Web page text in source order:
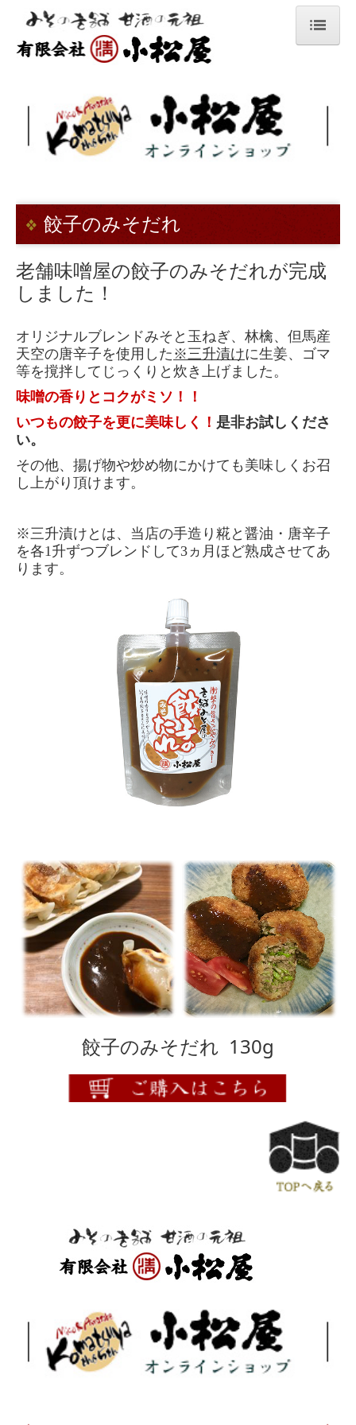
甘酒
あらみそ
健康酢ビワミン
調味みそ1
ゆずみそ
田楽みそ
生姜みそ
豚肉と旬野菜でつくる味噌炒めの素
調味みそ2
ピリ辛肉味噌
餃子のみそだれ
餃子のみそだれ
老舗味噌屋の餃子のみそだれが完成
しました！
オリジナルブレンドみそと玉ねぎ、林檎、但馬産
天空の唐辛子を使用した ※三升漬けに生姜、ゴマ
等を撹拌してじっくりと炊き上げました。
味噌の香りとコクがミソ！！
いつもの餃子を更に美味しく！ 是非お試しくださ
い。
その他、揚げ物や炒め物にかけても美味しくお召
し上がり頂けます。
※三升漬けとは、当店の手造り糀と醤油・唐辛子
を各1升ずつブレンドして3ヵ月ほど熟成させてあ
ります。
餃子のみそだれ 130g